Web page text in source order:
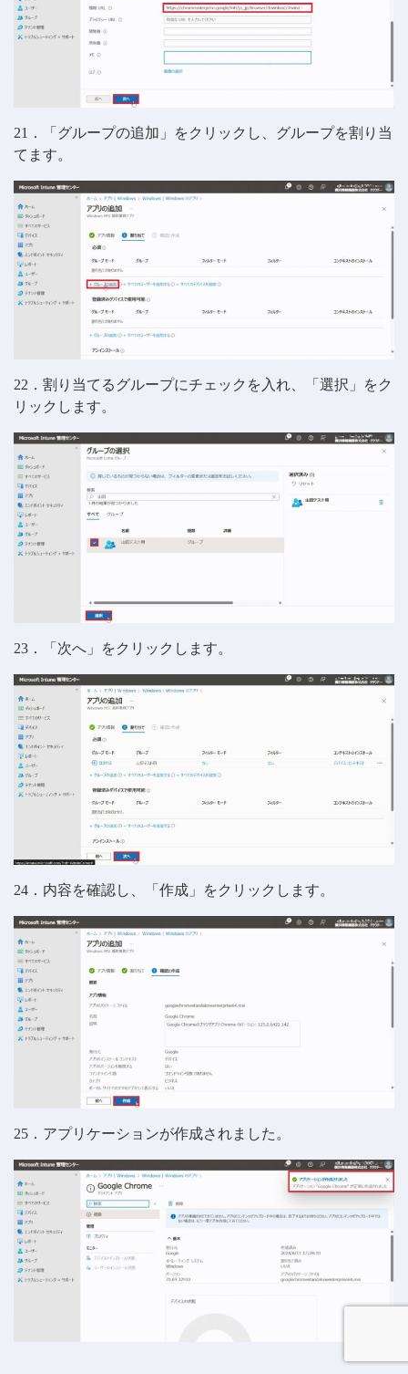
21．「グループの追加」をクリックし、グループを割り当
てます。
22．割り当てるグループにチェックを入れ、「選択」をク
リックします。
23．「次へ」をクリックします。
24．内容を確認し、「作成」をクリックします。
25．アプリケーションが作成されました。